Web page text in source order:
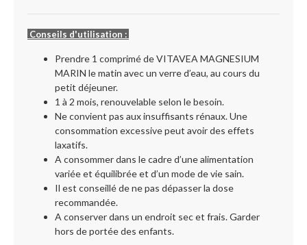
Conseils d'utilisation :
Prendre 1 comprimé de VITAVEA MAGNESIUM
MARIN le matin avec un verre d’eau, au cours du
petit déjeuner.
1 à 2 mois, renouvelable selon le besoin.
Ne convient pas aux insuffisants rénaux. Une
consommation excessive peut avoir des effets
laxatifs.
A consommer dans le cadre d’une alimentation
variée et équilibrée et d’un mode de vie sain.
Il est conseillé de ne pas dépasser la dose
recommandée.
A conserver dans un endroit sec et frais. Garder
hors de portée des enfants.